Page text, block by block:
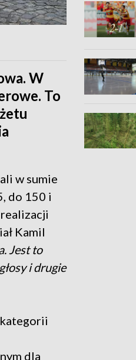
W
To
w sumie
do 150 i
Kamil
Jest to
i drugie
dla